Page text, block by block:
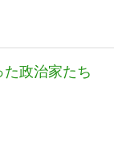
た政治家たち